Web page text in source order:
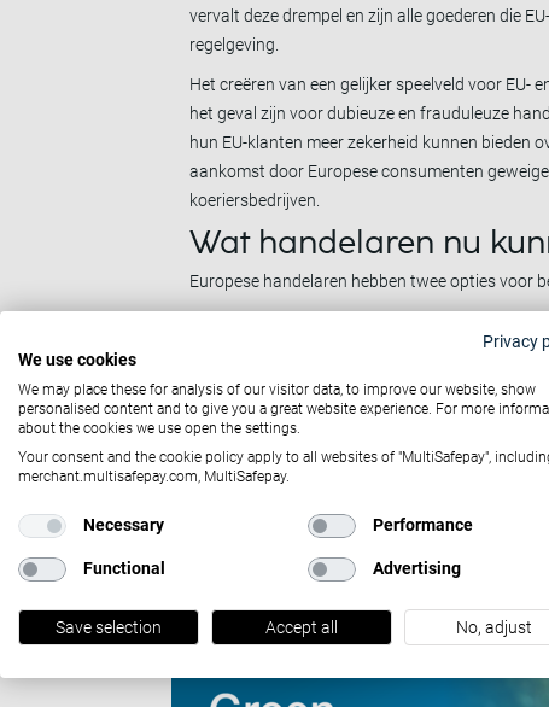
vervalt deze drempel en zijn alle goederen die
regelgeving.
Het creëren van een gelijker speelveld voor EU-
het geval zijn voor dubieuze en frauduleuze
hun EU-klanten meer zekerheid kunnen bieden
aankomst door Europese consumenten
koeriersbedrijven.
Wat handelaren nu
Europese handelaren hebben twee opties voor
BTW-aangifte doen voor elk Europees
Zich inschrijven voor de EU-regeling om
kunnen zich nu inschrijven. Ziehiervoor
Met meer dan 20 jaar ervaring in ecommerce
ecommerce markt.
Gerelateerd nieuws
Privacy
We use cookies
We may place these for analysis of our visitor data, to improve our website, show
personalised content and to give you a great website experience. For more
about the cookies we use open the settings.
Your consent and the cookie policy apply to all websites of "MultiSafepay",
merchant.multisafepay.com, MultiSafepay.
Necessary Performance
Functional Advertising
Save selection Accept all No, adjust